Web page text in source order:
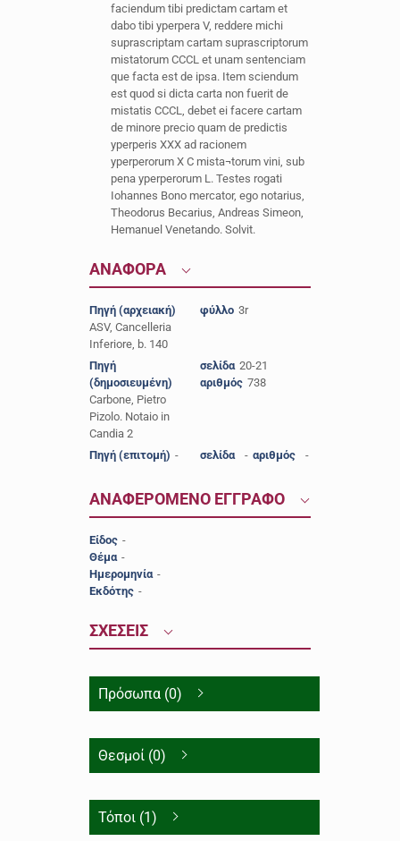
faciendum tibi predictam cartam et
dabo tibi yperpera V, reddere michi
suprascriptam cartam suprascriptorum
mistatorum CCCL et unam sentenciam
que facta est de ipsa. Item sciendum
est quod si dicta carta non fuerit de
mistatis CCCL, debet ei facere cartam
de minore precio quam de predictis
yperperis XXX ad racionem
yperperorum X C mista¬torum vini, sub
pena yperperorum L. Testes rogati
Iohannes Bono mercator, ego notarius,
Theodorus Becarius, Andreas Simeon,
Hemanuel Venetando. Solvit.
ΑΝΑΦΟΡΑ
Πηγή (αρχειακή)
ASV, Cancelleria
Inferiore, b. 140
φύλλο 3r
Πηγή
(δημοσιευμένη)
Carbone, Pietro
Pizolo. Notaio in
Candia 2
σελίδα 20-21
αριθμός 738
Πηγή (επιτομή) - σελίδα - αριθμός -
ΑΝΑΦΕΡΟΜΕΝΟ ΕΓΓΡΑΦΟ
Είδος -
Θέμα -
Ημερομηνία -
Εκδότης -
ΣΧΕΣΕΙΣ
Πρόσωπα (0)
Θεσμοί (0)
Τόποι (1)